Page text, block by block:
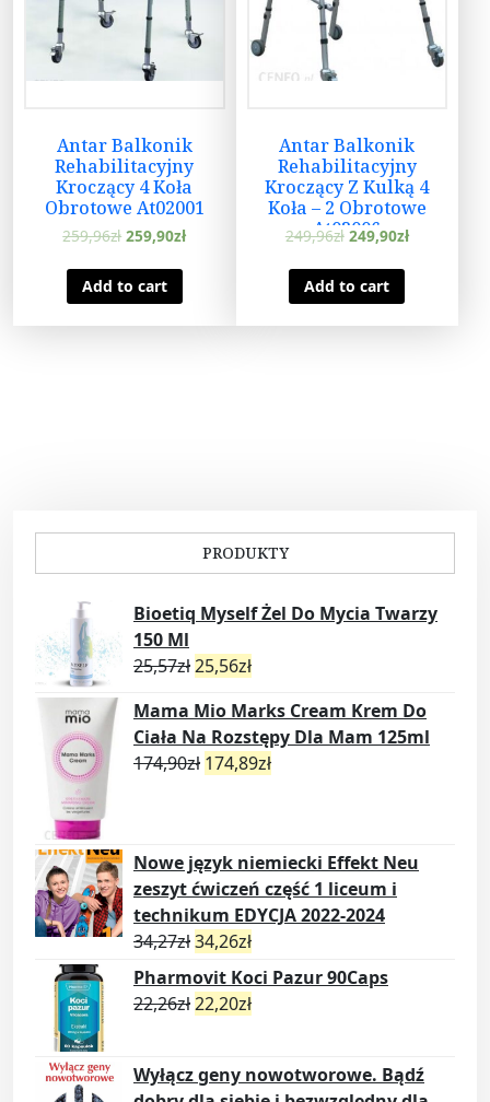
Antar Balkonik
Rehabilitacyjny
Kroczący 4 Koła
Obrotowe At02001
259,96zł 259,90zł
Add to cart
Antar Balkonik
Rehabilitacyjny
Kroczący Z Kulką 4
Koła – 2 Obrotowe
At02006
249,96zł 249,90zł
Add to cart
PRODUKTY
Bioetiq Myself Żel Do Mycia Twarzy
150 Ml
25,57zł25,56zł
Mama Mio Marks Cream Krem Do
Ciała Na Rozstępy Dla Mam 125ml
174,90zł 174,89zł
Nowe język niemiecki Effekt Neu
zeszyt ćwiczeń część 1 liceum i
technikum EDYCJA 2022-2024
34,27zł34,26zł
Pharmovit Koci Pazur 90Caps
22,26zł22,20zł
Wyłącz geny nowotworowe. Bądź